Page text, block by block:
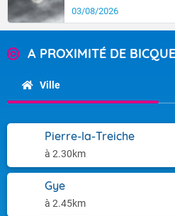
03/08/2026
A PROXIMITÉ DE
Ville
Pierre-la-Treiche
à 2.30km
Gye
à 2.45km